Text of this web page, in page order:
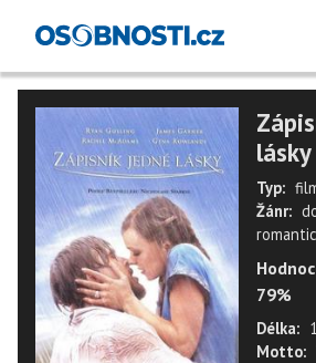
lásky
Typ:
Žánr:
79%
Délka:
Motto: